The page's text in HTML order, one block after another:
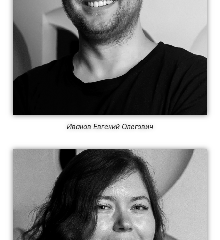
Иванов Евгений Олегович